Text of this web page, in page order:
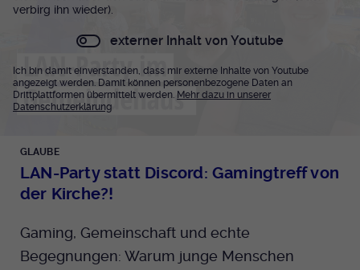
verbirg ihn wieder).
externer Inhalt von Youtube
Ich bin damit einverstanden, dass mir externe Inhalte von Youtube
angezeigt werden. Damit können personenbezogene Daten an
Drittplattformen übermittelt werden. Mehr dazu in unserer
Datenschutzerklärung
GLAUBE
LAN-Party statt Discord: Gamingtreff von
der Kirche?!
Gaming, Gemeinschaft und echte
Begegnungen: Warum junge Menschen